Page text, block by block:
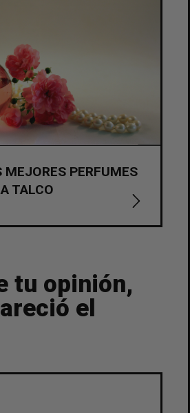
MEJORES PERFUMES
TALCO
tu opinión,
el